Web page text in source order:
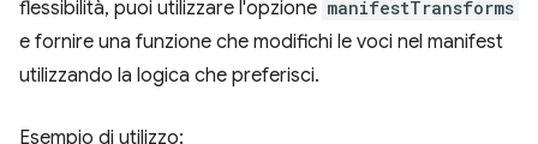
flessibilità, puoi utilizzare l'opzione manifestTransforms
e fornire una funzione che modifichi le voci nel manifest
utilizzando la logica che preferisci.
Esempio di utilizzo: